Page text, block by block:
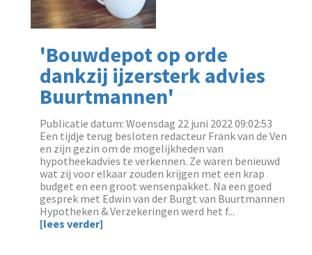
'Bouwdepot op orde
dankzij ijzersterk advies
Buurtmannen'
Publicatie datum: Woensdag 22 juni 2022 09:02:53
‌Een tijdje terug besloten redacteur Frank van de Ven
en zijn gezin om de mogelijkheden van
hypotheekadvies te verkennen. Ze waren benieuwd
wat zij voor elkaar zouden krijgen met een krap
budget en een groot wensenpakket. Na een goed
gesprek met Edwin van der Burgt van Buurtmannen
Hypotheken & Verzekeringen werd het f...
[lees verder]